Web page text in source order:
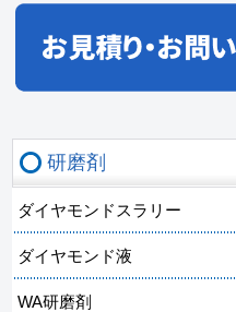
研磨剤
ダイヤモンドスラリー
ダイヤモンド液
WA研磨剤